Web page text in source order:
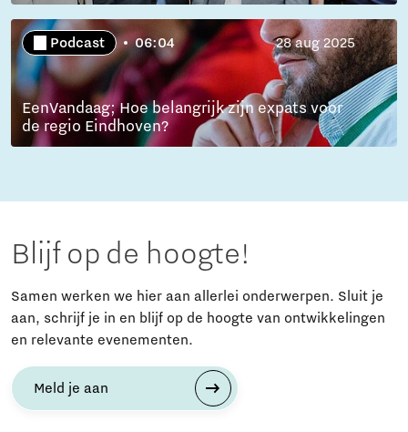
Podcast 06:04 28 aug 2025
EenVandaag; Hoe belangrijk zijn expats voor
de regio Eindhoven?
Blijf op de hoogte!
Samen werken we hier aan allerlei onderwerpen. Sluit je
aan, schrijf je in en blijf op de hoogte van ontwikkelingen
en relevante evenementen.
Meld je aan